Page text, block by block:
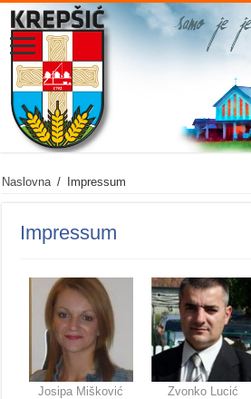
Naslovna / Impressum
Impressum
Josipa Mišković Zvonko Lucić